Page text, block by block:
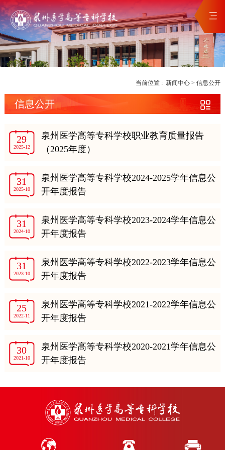
当前位置 :新闻中心 >信息公开
信息公开
29
2025-12
泉州医学高等专科学校职业教育质量报告
（2025年度）
31
2025-10
泉州医学高等专科学校2024-2025学年信息公
开年度报告
31
2024-10
泉州医学高等专科学校2023-2024学年信息公
开年度报告
31
2023-10
泉州医学高等专科学校2022-2023学年信息公
开年度报告
25
2022-11
泉州医学高等专科学校2021-2022学年信息公
开年度报告
30
2021-10
泉州医学高等专科学校2020-2021学年信息公
开年度报告